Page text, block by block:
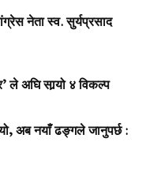
नेता स्व. सुर्यप्रसाद
ले अघि सार्‍यो ४ विकल्प
अब नयाँ ढङ्गले जानुपर्छ :